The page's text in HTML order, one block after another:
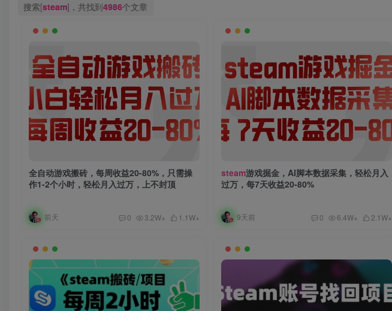
搜索[steam]，共找到4986个文章
全自动游戏搬砖，每周收益20-80%，只需操
作1-2个小时，轻松月入过万，上不封顶
前天 0 3.2W+ 1.1W+
steam游戏掘金，AI脚本数据采集，轻松月入
过万，每7天收益20-80%
9天前 0 6.4W+ 2.1W+